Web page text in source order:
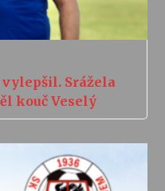
vylepšil. Srážela
kouč Veselý